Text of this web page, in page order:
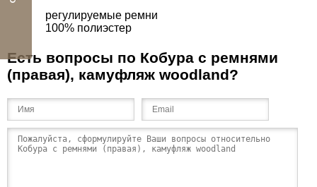
регулируемые ремни
100% полиэстер
Есть вопросы по Кобура с ремнями
(правая), камуфляж woodland?